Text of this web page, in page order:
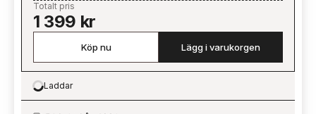
Totalt pris
1 399 kr
Köp nu Lägg i varukorgen
Loading…
Laddar